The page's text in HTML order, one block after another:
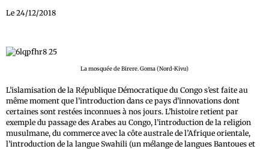
Le 24/12/2018
La mosquée de Birere. Goma (Nord-Kivu)
L’islamisation de la République Démocratique du Congo s’est faite au
même moment que l’introduction dans ce pays d’innovations dont
certaines sont restées inconnues à nos jours. L’histoire retient par
exemple du passage des Arabes au Congo, l’introduction de la religion
musulmane, du commerce avec la côte australe de l’Afrique orientale,
l’introduction de la langue Swahili (un mélange de langues Bantoues et